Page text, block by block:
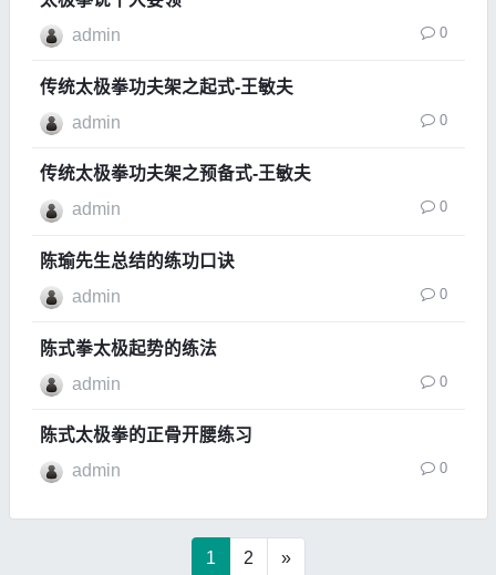
admin
0
传统太极拳功夫架之起式-王敏夫
admin
0
传统太极拳功夫架之预备式-王敏夫
admin
0
陈瑜先生总结的练功口诀
admin
0
陈式拳太极起势的练法
admin
0
陈式太极拳的正骨开腰练习
admin
0
1 2 »